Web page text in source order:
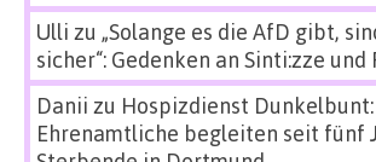
Ulli zu „Solange es die AfD gibt,
sicher“: Gedenken an Sinti:zze und
Danii zu Hospizdienst Dunkelbunt:
Ehrenamtliche begleiten seit fünf